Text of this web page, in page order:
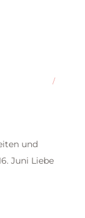
und
Juni Liebe